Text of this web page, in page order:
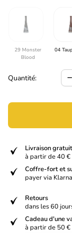
29 Monster
Blood
04
Quantité: remove
verified
Livraison
à partir de 40 €
verified
Coffre-fort et
payer via Klarna
verified
Retours
dans les 60
verified
Cadeau d'une
à partir de 50 €